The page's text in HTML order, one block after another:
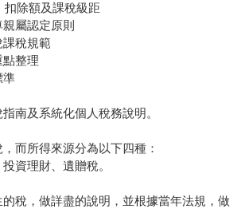
扣除額及課稅級距
屬認定原則
稅規範
整理
準
南及系統化個人稅務說明。
而所得來源分為以下四種：
資理財、遺贈稅。
稅，做詳盡的說明，並根據當年法規，做